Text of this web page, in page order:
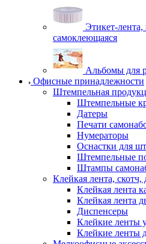
Этикет-
самоклеющаяся
Альбомы для
Офисные принадлежности
Штемпельная
Штемпельные
Датеры
Печати
Нумераторы
Оснастки для
Штемпельные
Штампы
Клейкая лента, скотч,
Клейкая лента
Клейкая лента
Диспенсеры
Клейкие ленты
Клейкие ленты